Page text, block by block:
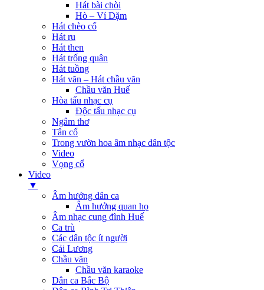
Hát bài chòi
Hò – Ví Dặm
Hát chèo cổ
Hát ru
Hát then
Hát trống quân
Hát tuồng
Hát văn – Hát chầu văn
Chầu văn Huế
Hòa tấu nhạc cụ
Độc tấu nhạc cụ
Ngâm thơ
Tân cổ
Trong vườn hoa âm nhạc dân tộc
Video
Vọng cổ
Video
▼
Âm hưởng dân ca
Âm hưởng quan họ
Âm nhạc cung đình Huế
Ca trù
Các dân tộc ít người
Cải Lương
Chầu văn
Chầu văn karaoke
Dân ca Bắc Bộ